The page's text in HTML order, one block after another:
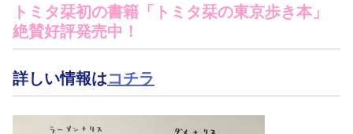
トミタ栞初の書籍「トミタ栞の東京歩き本」
絶賛好評発売中！
詳しい情報はコチラ